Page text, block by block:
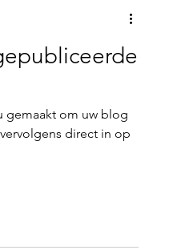
gemaakt om uw blog
direct in op